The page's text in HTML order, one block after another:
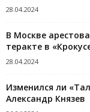
28.04.2024
В Москве
теракте в
28.04.2024
Изменился ли
Александр Князев